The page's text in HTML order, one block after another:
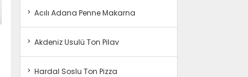
Acılı Adana Penne Makarna
Akdeniz Usulü Ton Pilav
Hardal Soslu Ton Pizza